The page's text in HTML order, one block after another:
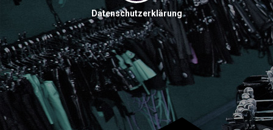
Datenschutzerklärung